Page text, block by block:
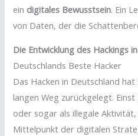
ein digitales Bewusstsein. Ein
von Daten, der die
Die Entwicklung des Hackings
Deutschlands Beste Hacker
Das Hacken in Deutschland
langen Weg zurückgelegt.
oder sogar als illegale
Mittelpunkt der digitalen